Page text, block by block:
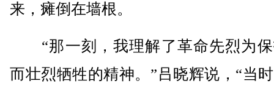
来，瘫倒在墙根。
“那一刻，我理解了革命先烈为保
而壮烈牺牲的精神。”吕晓辉说，“当